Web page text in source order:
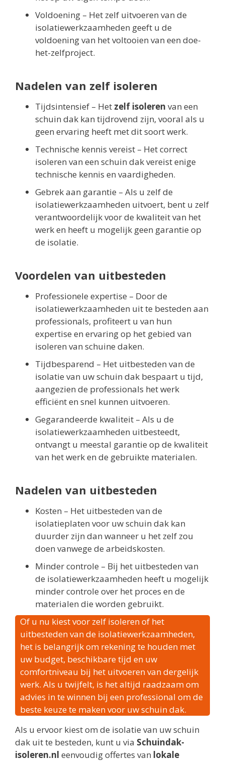
Voldoening – Het zelf uitvoeren van de
isolatiewerkzaamheden geeft u de
voldoening van het voltooien van een doe-
het-zelfproject.
Nadelen van zelf isoleren
Tijdsintensief – Het zelf isoleren van een
schuin dak kan tijdrovend zijn, vooral als u
geen ervaring heeft met dit soort werk.
Technische kennis vereist – Het correct
isoleren van een schuin dak vereist enige
technische kennis en vaardigheden.
Gebrek aan garantie – Als u zelf de
isolatiewerkzaamheden uitvoert, bent u zelf
verantwoordelijk voor de kwaliteit van het
werk en heeft u mogelijk geen garantie op
de isolatie.
Voordelen van uitbesteden
Professionele expertise – Door de
isolatiewerkzaamheden uit te besteden aan
professionals, profiteert u van hun
expertise en ervaring op het gebied van
isoleren van schuine daken.
Tijdbesparend – Het uitbesteden van de
isolatie van uw schuin dak bespaart u tijd,
aangezien de professionals het werk
efficiënt en snel kunnen uitvoeren.
Gegarandeerde kwaliteit – Als u de
isolatiewerkzaamheden uitbesteedt,
ontvangt u meestal garantie op de kwaliteit
van het werk en de gebruikte materialen.
Nadelen van uitbesteden
Kosten – Het uitbesteden van de
isolatieplaten voor uw schuin dak kan
duurder zijn dan wanneer u het zelf zou
doen vanwege de arbeidskosten.
Minder controle – Bij het uitbesteden van
de isolatiewerkzaamheden heeft u mogelijk
minder controle over het proces en de
materialen die worden gebruikt.
Of u nu kiest voor zelf isoleren of het
uitbesteden van de isolatiewerkzaamheden,
het is belangrijk om rekening te houden met
uw budget, beschikbare tijd en uw
comfortniveau bij het uitvoeren van dergelijk
werk. Als u twijfelt, is het altijd raadzaam om
advies in te winnen bij een professional om de
beste keuze te maken voor uw schuin dak.
Als u ervoor kiest om de isolatie van uw schuin
dak uit te besteden, kunt u via Schuindak-
isoleren.nl eenvoudig offertes van lokale